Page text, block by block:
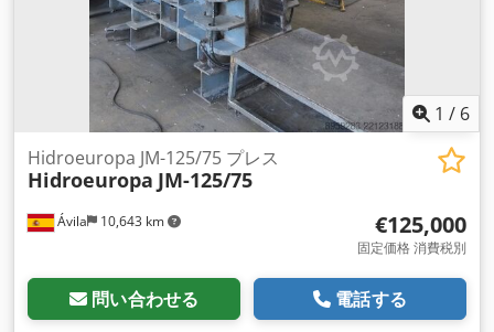
1 / 6
Ávila 10,643 km
Hidroeuropa JM-125/75 プレス
Hidroeuropa JM-125/75
€125,000
固定価格 消費税別
問い合わせる 電話する